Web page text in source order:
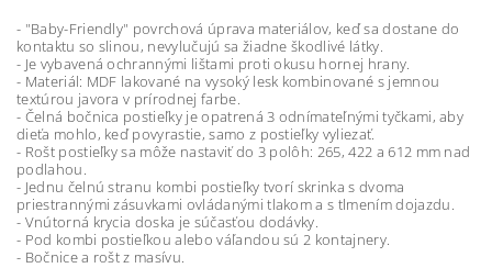
- "Baby-Friendly" povrchová úprava materiálov, keď sa dostane do
kontaktu so slinou, nevylučujú sa žiadne škodlivé látky.
- Je vybavená ochrannými lištami proti okusu hornej hrany.
- Materiál: MDF lakované na vysoký lesk kombinované s jemnou
textúrou javora v prírodnej farbe.
- Čelná bočnica postieľky je opatrená 3 odnímateľnými tyčkami, aby
dieťa mohlo, keď povyrastie, samo z postieľky vyliezať.
- Rošt postieľky sa môže nastaviť do 3 polôh: 265, 422 a 612 mm nad
podlahou.
- Jednu čelnú stranu kombi postieľky tvorí skrinka s dvoma
priestrannými zásuvkami ovládanými tlakom a s tlmením dojazdu.
- Vnútorná krycia doska je súčasťou dodávky.
- Pod kombi postieľkou alebo váľandou sú 2 kontajnery.
- Bočnice a rošt z masívu.